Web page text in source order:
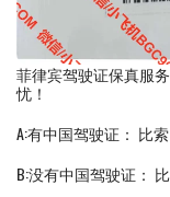
菲律宾驾驶证保真服
忧！
A:有中国驾驶证： 比
B:没有中国驾驶证：